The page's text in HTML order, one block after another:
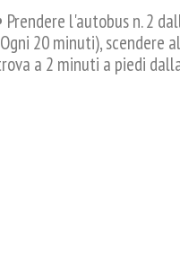
Prendere l'autobus n. 2
20 minuti), scendere
a 2 minuti a piedi